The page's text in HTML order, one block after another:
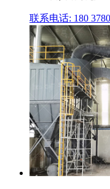
联系电话: 180